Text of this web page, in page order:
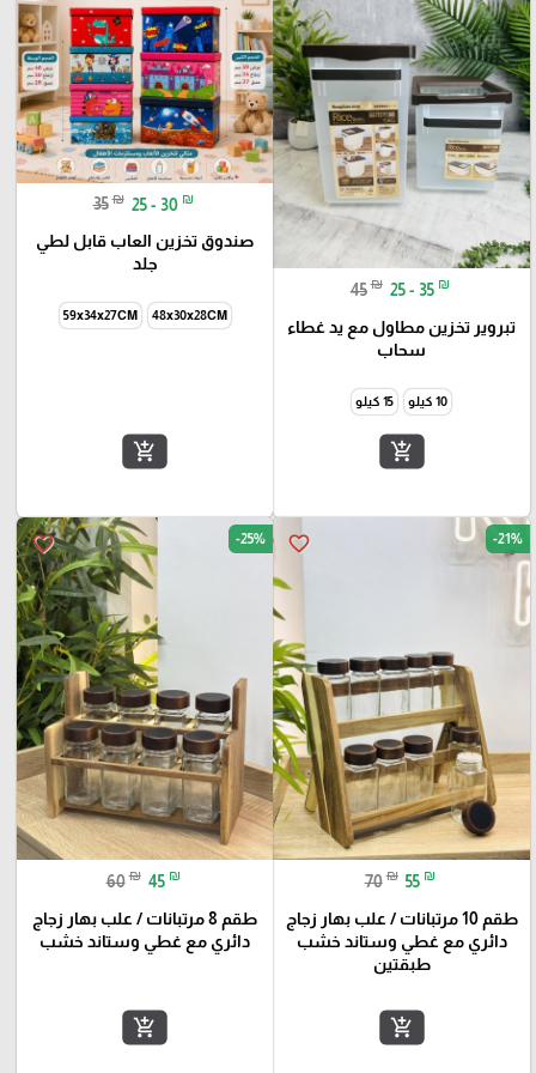
45 ₪ 25 - 35 ₪
تبروير تخزين مطاول مع يد غطاء
سحاب
10 كيلو 15 كيلو
add_shopping_cart
35 ₪ 25 - 30 ₪
صندوق تخزين العاب قابل لطي
جلد
48x30x28CM
59x34x27CM
add_shopping_cart
favorite_border -21%
70 ₪ 55 ₪
طقم 10 مرتبانات / علب بهار زجاج
دائري مع غطي وستاند خشب
طبقتين
add_shopping_cart
favorite_border -25%
60 ₪ 45 ₪
طقم 8 مرتبانات / علب بهار زجاج
دائري مع غطي وستاند خشب
add_shopping_cart